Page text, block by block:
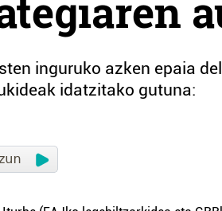
inguruko azken epaia
idatzitako gutuna: